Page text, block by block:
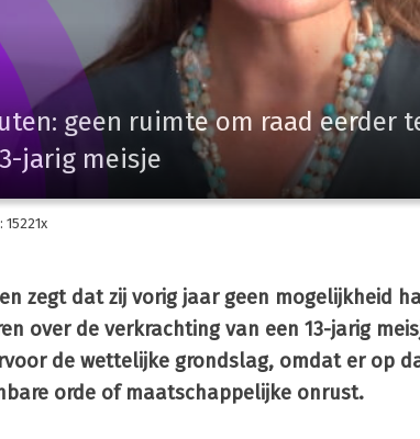
geen ruimte om raad eerder
jarig meisje
15221x
zegt dat zij vorig jaar geen mogelijkheid
over de verkrachting van een 13-jarig
de wettelijke grondslag, omdat er op
orde of maatschappelijke onrust.